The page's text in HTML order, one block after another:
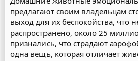
предлагают своим владельцам
выход для их беспокойства, что
распространено, около 25
признались, что страдают
одна вещь, которая отличает